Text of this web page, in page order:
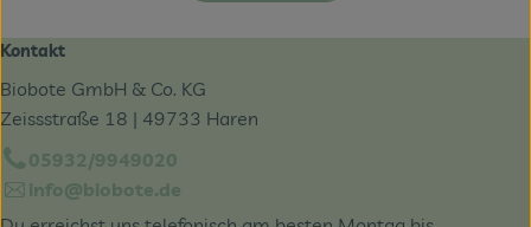
Kontakt
Biobote GmbH & Co. KG
Zeissstraße 18 | 49733 Haren
05932/9949020
info@biobote.de